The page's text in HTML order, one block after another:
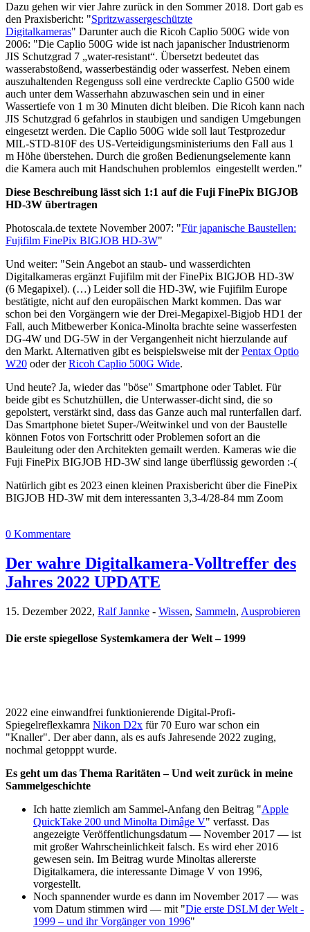
Dazu gehen wir vier Jahre zurück in den Sommer 2018. Dort gab es
den Praxisbericht: "Spritzwassergeschützte
Digitalkameras" Darunter auch die Ricoh Caplio 500G wide von
2006: "Die Caplio 500G wide ist nach japanischer Industrienorm
JIS Schutzgrad 7 „water-resistant“. Übersetzt bedeutet das
wasserabstoßend, wasserbeständig oder wasserfest. Neben einem
auszuhaltenden Regenguss soll eine verdreckte Caplio G500 wide
auch unter dem Wasserhahn abzuwaschen sein und in einer
Wassertiefe von 1 m 30 Minuten dicht bleiben. Die Ricoh kann nach
JIS Schutzgrad 6 gefahrlos in staubigen und sandigen Umgebungen
eingesetzt werden. Die Caplio 500G wide soll laut Testprozedur
MIL-STD-810F des US-Verteidigungsministeriums den Fall aus 1
m Höhe überstehen. Durch die großen Bedienungselemente kann
die Kamera auch mit Handschuhen problemlos eingestellt werden."
Diese Beschreibung lässt sich 1:1 auf die Fuji FinePix BIGJOB
HD-3W übertragen
Photoscala.de textete November 2007: "Für japanische Baustellen:
Fujifilm FinePix BIGJOB HD-3W"
Und weiter: "Sein Angebot an staub- und wasserdichten
Digitalkameras ergänzt Fujifilm mit der FinePix BIGJOB HD-3W
(6 Megapixel). (…) Leider soll die HD-3W, wie Fujifilm Europe
bestätigte, nicht auf den europäischen Markt kommen. Das war
schon bei den Vorgängern wie der Drei-Megapixel-Bigjob HD1 der
Fall, auch Mitbewerber Konica-Minolta brachte seine wasserfesten
DG-4W und DG-5W in der Vergangenheit nicht hierzulande auf
den Markt. Alternativen gibt es beispielsweise mit derPentax Optio
W20 oder derRicoh Caplio 500G Wide.
Und heute? Ja, wieder das "böse" Smartphone oder Tablet. Für
beide gibt es Schutzhüllen, die Unterwasser-dicht sind, die so
gepolstert, verstärkt sind, dass das Ganze auch mal runterfallen darf.
Das Smartphone bietet Super-/Weitwinkel und von der Baustelle
können Fotos von Fortschritt oder Problemen sofort an die
Bauleitung oder den Architekten gemailt werden. Kameras wie die
Fuji FinePix BIGJOB HD-3W sind lange überflüssig geworden :-(
Natürlich gibt es 2023 einen kleinen Praxisbericht über die FinePix
BIGJOB HD-3W mit dem interessanten 3,3-4/28-84 mm Zoom
0 Kommentare
Der wahre Digitalkamera-Volltreffer des
Jahres 2022 UPDATE
15. Dezember 2022, Ralf Jannke - Wissen, Sammeln, Ausprobieren
Die erste spiegellose Systemkamera der Welt – 1999
2022 eine einwandfrei funktionierende Digital-Profi-
Spiegelreflexkamra Nikon D2x für 70 Euro war schon ein
"Knaller". Der aber dann, als es aufs Jahresende 2022 zuging,
nochmal getopppt wurde.
Es geht um das Thema Raritäten – Und weit zurück in meine
Sammelgeschichte
Ich hatte ziemlich am Sammel-Anfang den Beitrag "Apple
QuickTake 200 und Minolta Dimâge V" verfasst. Das
angezeigte Veröffentlichungsdatum — November 2017 — ist
mit großer Wahrscheinlichkeit falsch. Es wird eher 2016
gewesen sein. Im Beitrag wurde Minoltas allererste
Digitalkamera, die interessante Dimage V von 1996,
vorgestellt.
Noch spannender wurde es dann im November 2017 — was
vom Datum stimmen wird — mit "Die erste DSLM der Welt -
1999 – und ihr Vorgänger von 1996"